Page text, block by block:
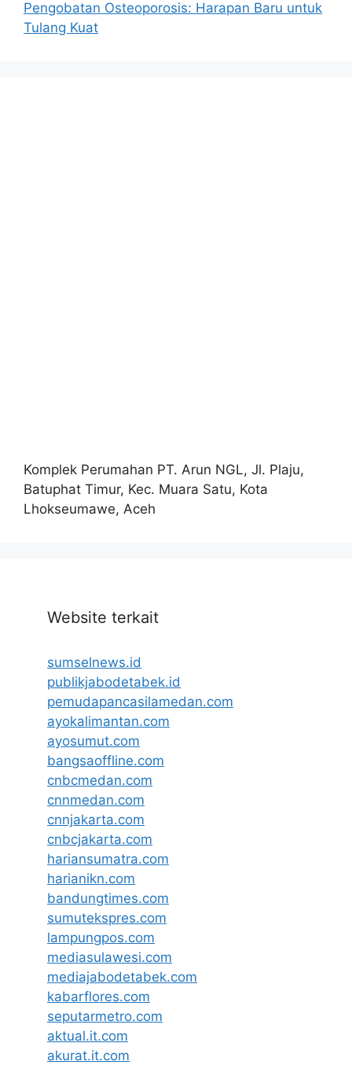
Pengobatan Osteoporosis: Harapan Baru untuk
Tulang Kuat
Komplek Perumahan PT. Arun NGL, Jl. Plaju,
Batuphat Timur, Kec. Muara Satu, Kota
Lhokseumawe, Aceh
Website terkait
sumselnews.id
publikjabodetabek.id
pemudapancasilamedan.com
ayokalimantan.com
ayosumut.com
bangsaoffline.com
cnbcmedan.com
cnnmedan.com
cnnjakarta.com
cnbcjakarta.com
hariansumatra.com
harianikn.com
bandungtimes.com
sumutekspres.com
lampungpos.com
mediasulawesi.com
mediajabodetabek.com
kabarflores.com
seputarmetro.com
aktual.it.com
akurat.it.com